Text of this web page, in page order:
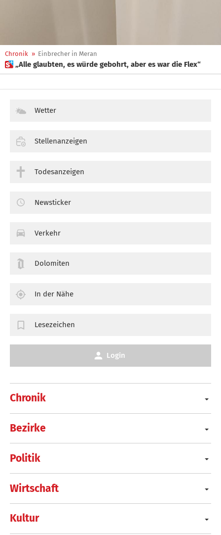
Chronik » Einbrecher in Meran
 „Alle glaubten, es würde gebohrt, aber es war die Flex“
Chronik
Bezirke
Politik
Wirtschaft
Kultur
Wetter
Stellenanzeigen
Todesanzeigen
Newsticker
Verkehr
Dolomiten
In der Nähe
Lesezeichen
Login